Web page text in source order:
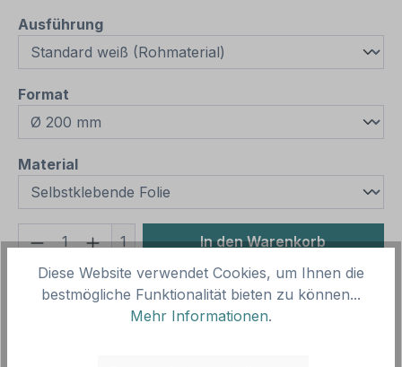
Ausführungauswählen
Format
Materialauswählen
Produkt Anzahl: Gib den gewünschten
1 In den Warenkorb
Produktnummer:SH12395.1
Vorlagenummer: VB- FUN-17
Diese Website verwendet Cookies, um Ihnen die
bestmögliche Funktionalität bieten zu können...
Mehr Informationen.